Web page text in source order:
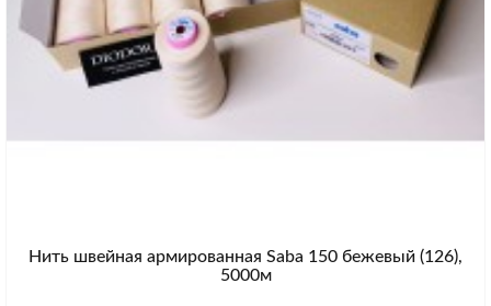
Нить швейная армированная Saba 150 бежевый (126),
5000м